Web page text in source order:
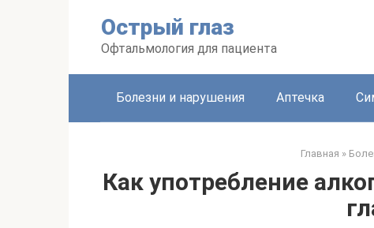
Острый глаз
Офтальмология для пациента
Болезни и нарушения Аптечка
Главная »
Как употребление